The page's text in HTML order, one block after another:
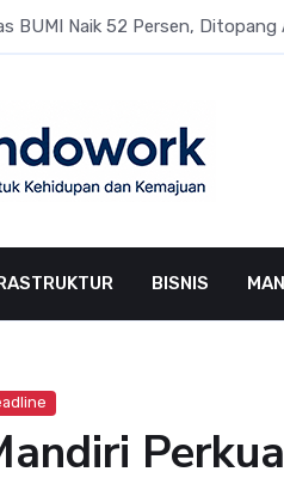
BUMI Naik 52 Persen,
BISNIS